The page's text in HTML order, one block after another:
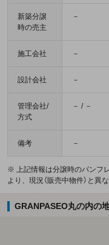
新築分譲
時の売主
－
施工会社 －
設計会社 －
管理会社/
方式
－ / －
備考 －
※ 上記情報は分譲時のパンフ
より、現況（販売中物件）と異
GRANPASEO丸の内の